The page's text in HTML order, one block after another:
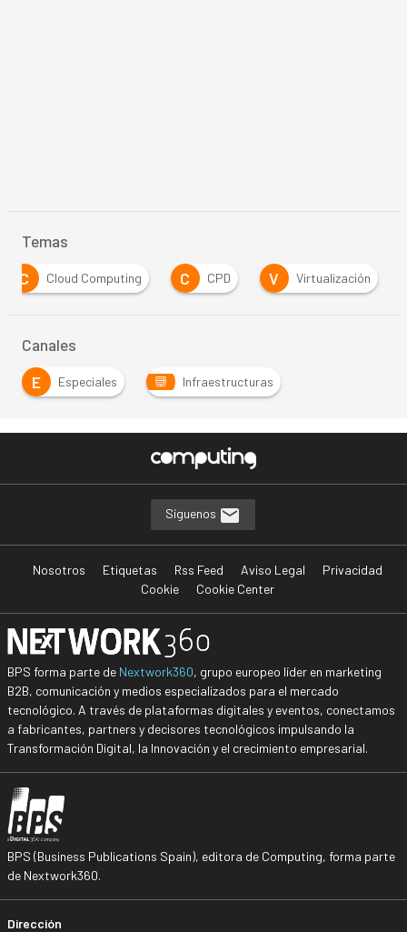
Temas
C
Cloud Computing C CPD V Virtualización
Canales
E
Especiales Infraestructuras
Síguenos
Nosotros Etiquetas Rss Feed Aviso Legal
Privacidad
Cookie
Cookie Center
BPS forma parte de Nextwork360, grupo europeo líder en marketing
B2B, comunicación y medios especializados para el mercado
tecnológico. A través de plataformas digitales y eventos, conectamos
a fabricantes, partners y decisores tecnológicos impulsando la
Transformación Digital, la Innovación y el crecimiento empresarial.
BPS (Business Publications Spain), editora de Computing, forma parte
de Nextwork360.
Dirección